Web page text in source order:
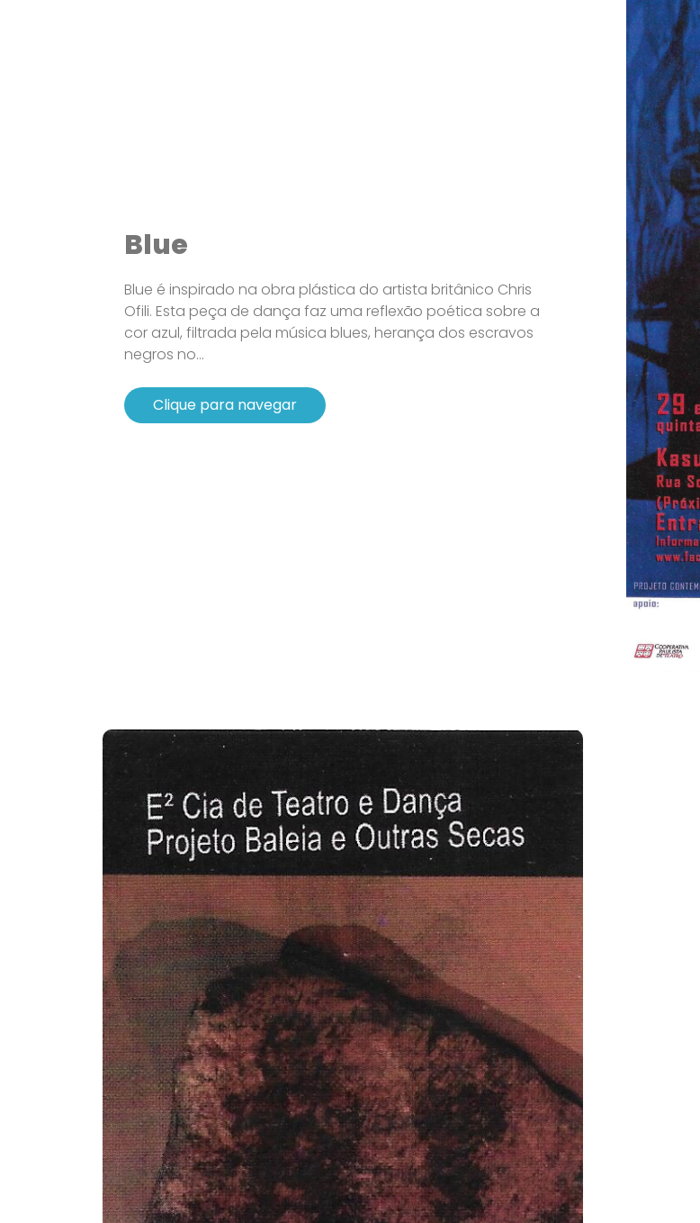
Blue
Blue é inspirado na obra plástica do artista britânico Chris
Ofili. Esta peça de dança faz uma reflexão poética sobre a
cor azul, filtrada pela música blues, herança dos escravos
negros no...
Clique para navegar